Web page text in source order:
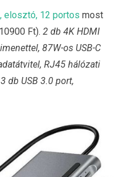
elosztó, 12 portos most
Ft). 2 db 4K HDMI
87W-os USB-C
RJ45 hálózati
db USB 3.0 port,